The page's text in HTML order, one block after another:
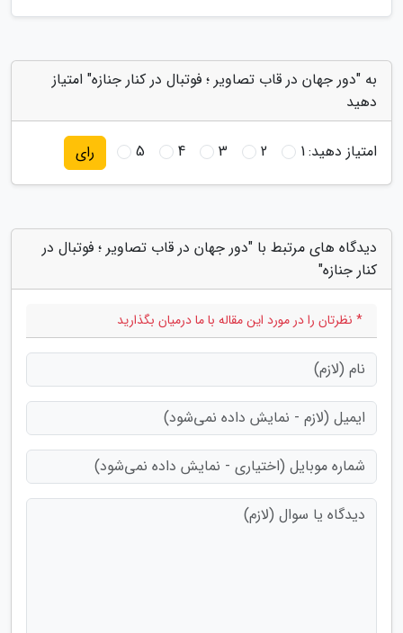
به "دور جهان در قاب تصاویر ؛ فوتبال در کنار جنازه" امتیاز
دهید
امتیاز دهید:1
2
3
4
5 رای
دیدگاه های مرتبط با "دور جهان در قاب تصاویر ؛ فوتبال در
کنار جنازه"
* نظرتان را در مورد این مقاله با ما درمیان بگذارید